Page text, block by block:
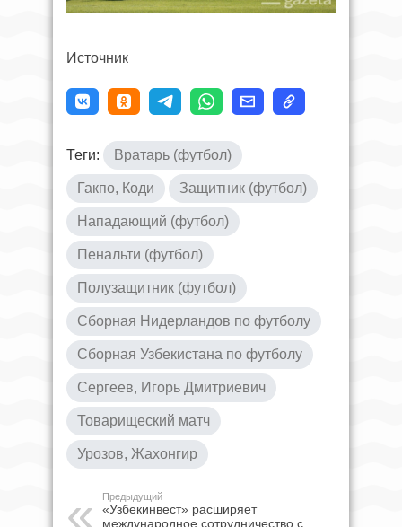
Источник
Теги: Вратарь (футбол)
Гакпо, Коди Защитник (футбол)
Нападающий (футбол)
Пенальти (футбол)
Полузащитник (футбол)
Сборная Нидерландов по футболу
Сборная Узбекистана по футболу
Сергеев, Игорь Дмитриевич
Товарищеский матч
Урозов, Жахонгир
Предыдущий
«Узбекинвест» расширяет
международное сотрудничество с